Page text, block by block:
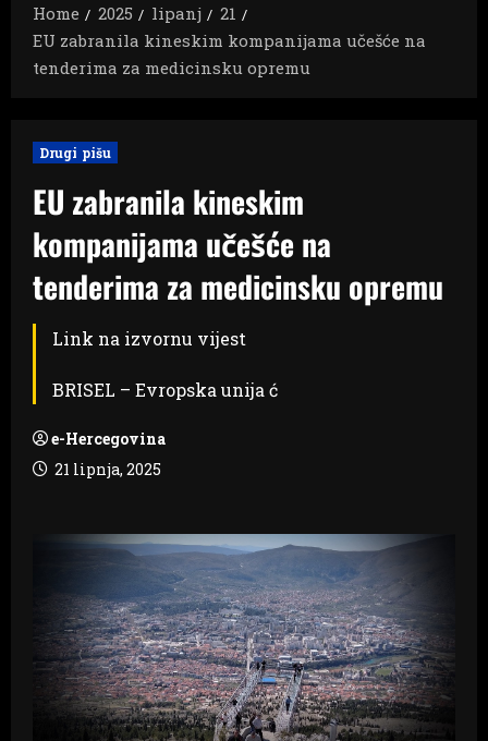
Home
2025 lipanj
21
EU zabranila kineskim kompanijama učešće na
tenderima za medicinsku opremu
Drugi pišu
EU zabranila kineskim
kompanijama učešće na
tenderima za medicinsku opremu
Link na izvornu vijest
BRISEL – Evropska unija ć
e-Hercegovina
21 lipnja, 2025